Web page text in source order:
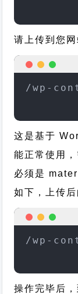
请上传到您
/wp-
这是基于
能正常使用
必须是
如下，上传后
/wp-
操作完毕后